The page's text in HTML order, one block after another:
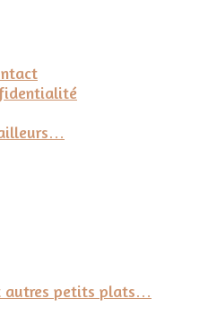
autres petits plats…